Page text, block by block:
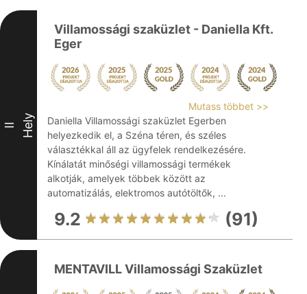
II Hely
Villamossági szaküzlet - Daniella Kft.
Eger
Mutass többet >>
Daniella Villamossági szaküzlet Egerben
helyezkedik el, a Széna téren, és széles
választékkal áll az ügyfelek rendelkezésére.
Kínálatát minőségi villamossági termékek
alkotják, amelyek többek között az
automatizálás, elektromos autótöltők, ...
9.2 (91)
MENTAVILL Villamossági Szaküzlet